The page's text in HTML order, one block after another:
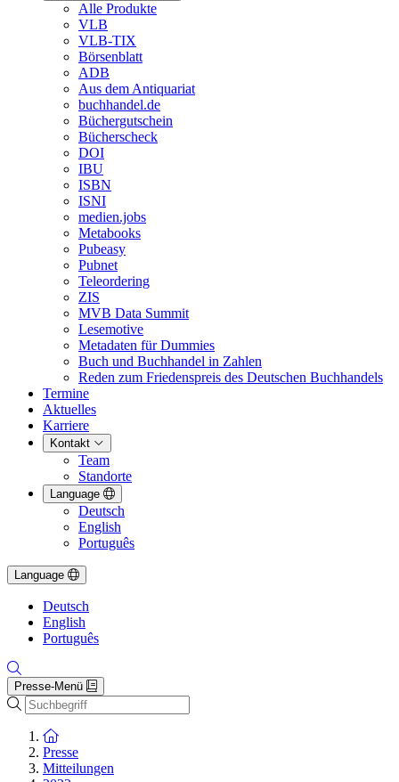
Alle Produkte
VLB
VLB-TIX
Börsenblatt
ADB
Aus dem Antiquariat
buchhandel.de
Büchergutschein
Bücherscheck
DOI
IBU
ISBN
ISNI
medien.jobs
Metabooks
Pubeasy
Pubnet
Teleordering
ZIS
MVB Data Summit
Lesemotive
Metadaten für Dummies
Buch und Buchhandel in Zahlen
Reden zum Friedenspreis des Deutschen Buchhandels
Termine
Aktuelles
Karriere
Kontakt
Team
Standorte
Language
Deutsch
English
Português
Language
Deutsch
English
Português
Presse-Menü
Suche
Zur Startseite
Presse
Mitteilungen